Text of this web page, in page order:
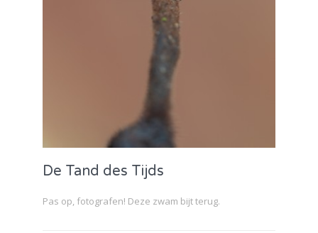
De Tand des Tijds
Pas op, fotografen! Deze zwam bijt terug.